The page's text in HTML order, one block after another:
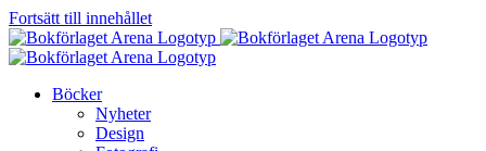
Fortsätt till innehållet
Böcker
Nyheter
Design